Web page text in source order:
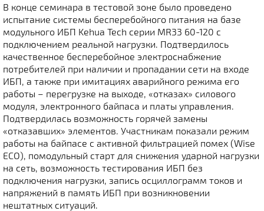
В конце семинара в тестовой зоне было проведено
испытание системы бесперебойного питания на базе
модульного ИБП Kehua Tech серии MR33 60-120 с
подключением реальной нагрузки. Подтвердилось
качественное бесперебойное электроснабжение
потребителей при наличии и пропадании сети на входе
ИБП, а также при имитациях аварийного режима его
работы – перегрузке на выходе, «отказах» силового
модуля, электронного байпаса и платы управления.
Подтвердилась возможность горячей замены
«отказавших» элементов. Участникам показали режим
работы на байпасе с активной фильтрацией помех (Wise
ECO), помодульный старт для снижения ударной нагрузки
на сеть, возможность тестирования ИБП без
подключения нагрузки, запись осциллограмм токов и
напряжений в память ИБП при возникновении
нештатных ситуаций.